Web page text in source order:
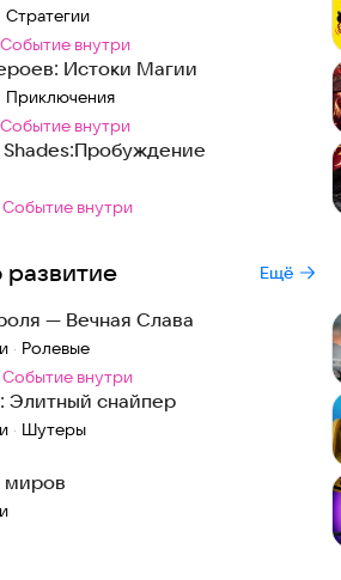
Стратегии
:
событие внутри
Истоки Магии
Приключения
:
событие внутри
:
событие внутри
Ещё
— Вечная Слава
· Ролевые
:
событие внутри
Элитный снайпер
· Шутеры
миров